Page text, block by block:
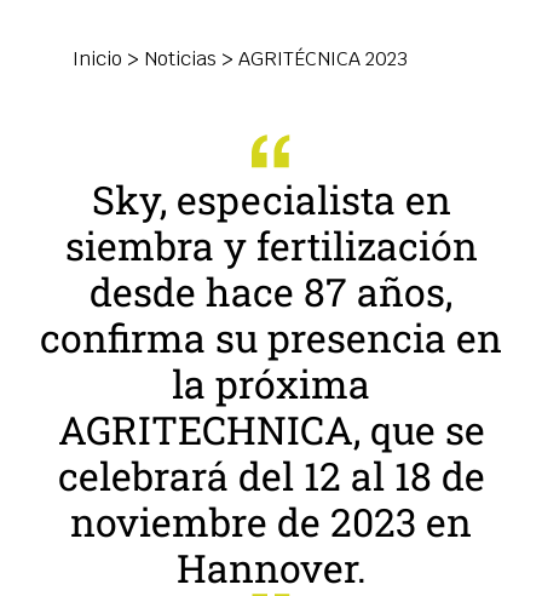
Inicio > Noticias > AGRITÉCNICA 2023
Sky, especialista en
siembra y fertilización
desde hace 87 años,
confirma su presencia en
la próxima
AGRITECHNICA, que se
celebrará del 12 al 18 de
noviembre de 2023 en
Hannover.